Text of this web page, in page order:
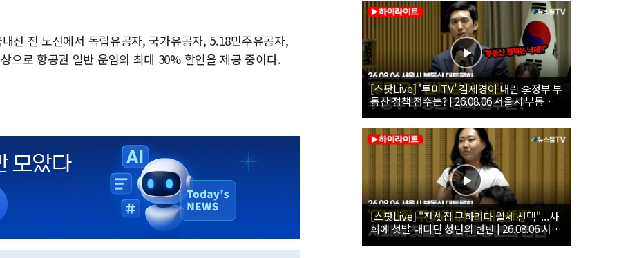
선 전 노선에서 독립유공자, 국가유공자, 5.18민주유공자,
으로 항공권 일반 운임의 최대 30% 할인을 제공 중이다.
[스팟Live] '투미TV' 김제경이 내린 李정부 부
동산 정책 점수는? | 26.08.06 서울시 부동산
대토론회
[스팟Live] "전셋집 구하려다 월세 선택"...사
회에 첫발 내디딘 청년의 한탄 | 26.08.06 서울
시 부동산 대토론회